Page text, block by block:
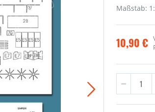
Maßstab:
10,90 €